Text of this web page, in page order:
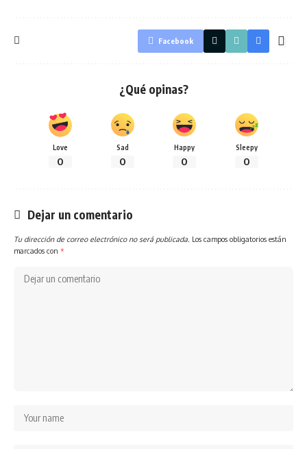
Facebook
¿Qué opinas?
Love
0
Sad
0
Happy
0
Sleepy
0
Dejar un comentario
Tu dirección de correo electrónico no será publicada. Los campos obligatorios están
marcados con *